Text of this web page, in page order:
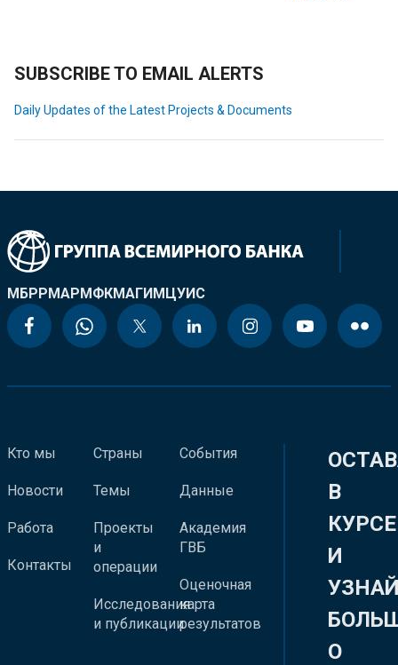
SUBSCRIBE TO EMAIL ALERTS
Daily Updates of the Latest Projects & Documents
МБРРМАРМФКМАГИМЦУИС
Кто мы
Новости
Работа
Контакты
Страны
Темы
Проекты
и
операции
Исследования
и публикации
События
Данные
Академия
ГВБ
Оценочная
карта
результатов
В
КУРСЕ
И
О